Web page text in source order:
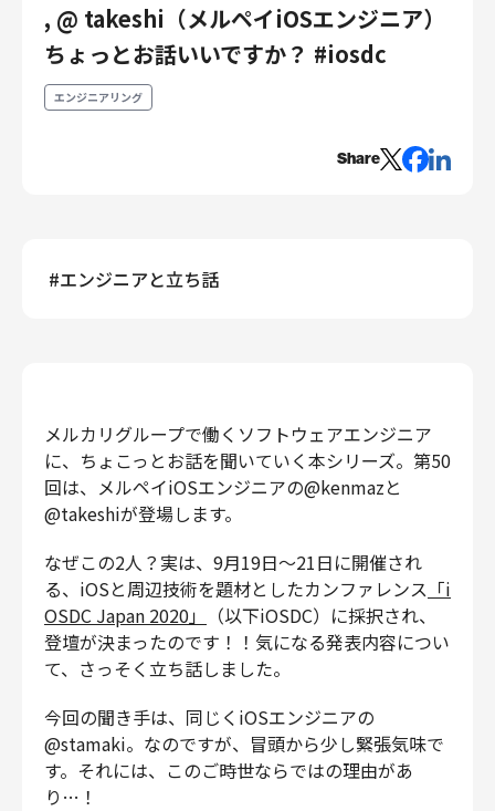
メルカリR4Dラボ
AI/LLM
職種
エンジニアリング
経営・事業企画
プロダクトマネジメント
データアナリティクス
プロダクトデザイン
コーポレート
財務・経理
内部監査・リスク
法務
人事
セキュリティ・プライバシー
, @ takeshi（メルペイiOSエンジニア）
ちょっとお話いいですか？ #iosdc
エンジニアリング
Share
#エンジニアと立ち話
メルカリグループで働くソフトウェアエンジニア
に、ちょこっとお話を聞いていく本シリーズ。第50
回は、メルペイiOSエンジニアの@kenmazと
@takeshiが登場します。
なぜこの2人？実は、9月19日〜21日に開催され
る、iOSと周辺技術を題材としたカンファレンス 「i
OSDC Japan 2020」
（以下iOSDC）に採択され、
登壇が決まったのです！！気になる発表内容につい
て、さっそく立ち話しました。
今回の聞き手は、同じくiOSエンジニアの
@stamaki。なのですが、冒頭から少し緊張気味で
す。それには、このご時世ならではの理由があ
り…！